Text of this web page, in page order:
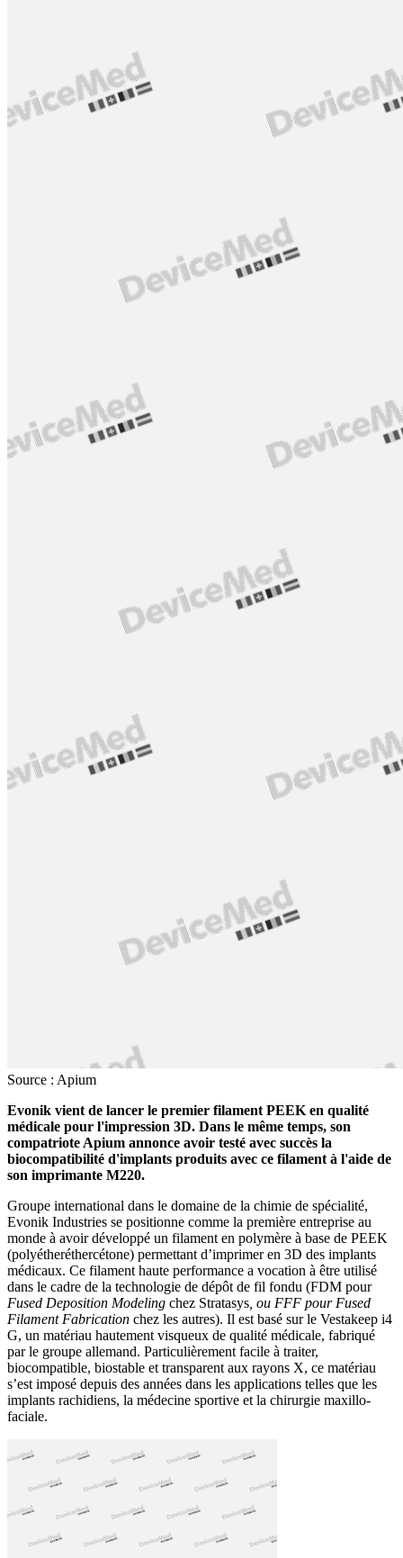
Source : Apium
Evonik vient de lancer le premier filament PEEK en qualité
médicale pour l'impression 3D. Dans le même temps, son
compatriote Apium annonce avoir testé avec succès la
biocompatibilité d'implants produits avec ce filament à l'aide de
son imprimante M220.
Groupe international dans le domaine de la chimie de spécialité,
Evonik Industries se positionne comme la première entreprise au
monde à avoir développé un filament en polymère à base de PEEK
(polyétheréthercétone) permettant d’imprimer en 3D des implants
médicaux. Ce filament haute performance a vocation à être utilisé
dans le cadre de la technologie de dépôt de fil fondu (FDM pour
Fused Deposition Modeling chez Stratasys , ou FFF pour Fused
Filament Fabrication chez les autres). Il est basé sur le Vestakeep i4
G, un matériau hautement visqueux de qualité médicale, fabriqué
par le groupe allemand. Particulièrement facile à traiter,
biocompatible, biostable et transparent aux rayons X, ce matériau
s’est imposé depuis des années dans les applications telles que les
implants rachidiens, la médecine sportive et la chirurgie maxillo-
faciale.